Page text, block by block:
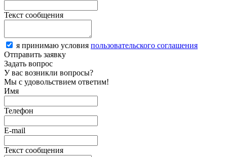
Текст сообщения
я принимаю условия пользовательского соглашения
Отправить заявку
Задать вопрос
У вас возникли вопросы?
Мы с удовольствием ответим!
Имя
Телефон
E-mail
Текст сообщения